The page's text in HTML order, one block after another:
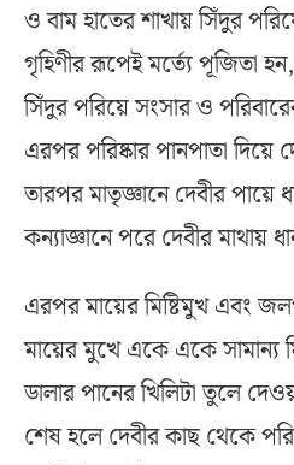
ও বাম হাতের শাখায় সিঁদুর
গৃহিণীর রূপেই মর্ত্যে পূজিতা
সিঁদুর পরিয়ে সংসার ও
এরপর পরিষ্কার পানপাতা দিয়ে
তারপর মাতৃজ্ঞানে দেবীর পায়ে
কন্যাজ্ঞানে পরে দেবীর মাথায়
এরপর মায়ের মিষ্টিমুখ এবং
মায়ের মুখে একে একে সামান্য
ডালার পানের খিলিটা তুলে
শেষ হলে দেবীর কাছ থেকে